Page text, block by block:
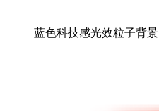
蓝色科技感光效粒子背景